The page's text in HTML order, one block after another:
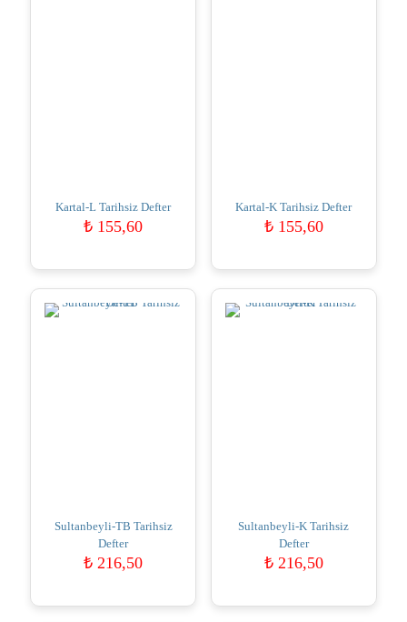
Kartal-L Tarihsiz Defter
₺ 155,60
Kartal-K Tarihsiz Defter
₺155,60
Sultanbeyli-TB Tarihsiz
Defter
₺ 216,50
Sultanbeyli-K Tarihsiz
Defter
₺216,50